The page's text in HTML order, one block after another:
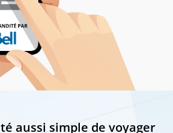
aussi simple de voyager